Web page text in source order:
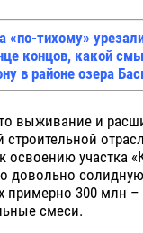
«по-тихому»
концов, какой
в районе озера
выживание и
освоению участка
довольно
примерно 300 млн
смеси.